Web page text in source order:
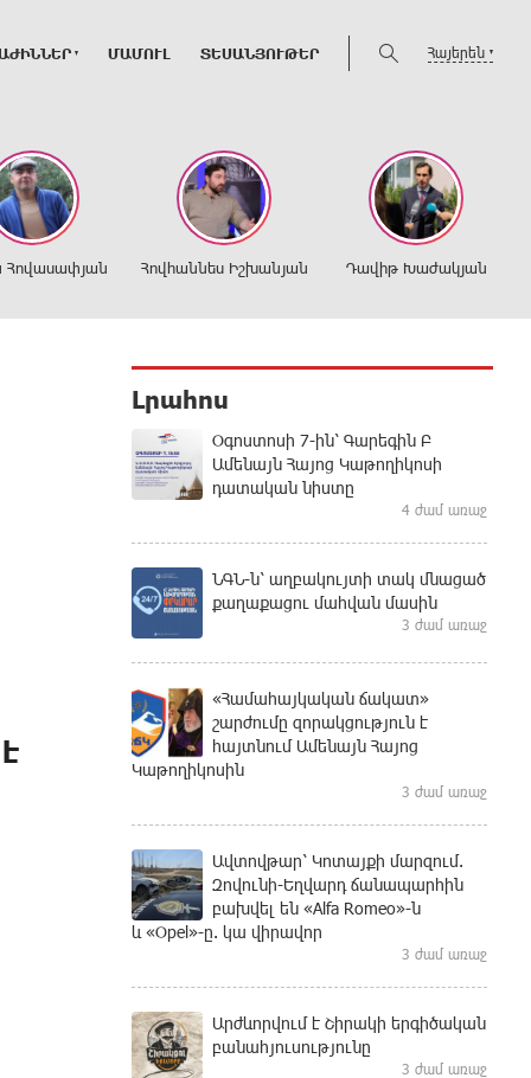
ՄԱՄՈՒԼ ՏԵՍԱՆՅՈՒԹԵՐ Հայերեն
Հովասափյան Հովհաննես Իշխանյան Դավիթ Խաժակյան
Լրահոս
Օգոստոսի 7-ին՝ Գարեգին Բ
Ամենայն Հայոց Կաթողիկոսի
դատական նիստը
4 ժամ առաջ
ՆԳՆ-ն՝ աղբակույտի տակ մնացած
քաղաքացու մահվան մասին
3 ժամ առաջ
«Համահայկական ճակատ»
շարժումը զորակցություն է
հայտնում Ամենայն Հայոց
Կաթողիկոսին
3 ժամ առաջ
Ավտովթար՝ Կոտայքի մարզում.
Զովունի-Եղվարդ ճանապարհին
բախվել են «Alfa Romeo»-ն
և «Opel»-ը. կա վիրավոր
3 ժամ առաջ
Արժևորվում է Շիրակի երգիծական
բանահյուսությունը
3 ժամ առաջ